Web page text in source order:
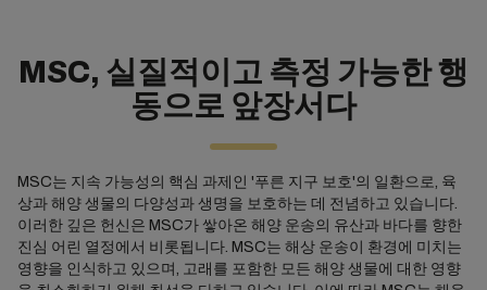
MSC, 실질적이고 측정 가능한 행
동으로 앞장서다
MSC는 지속 가능성의 핵심 과제인 '푸른 지구 보호'의 일환으로, 육
상과 해양 생물의 다양성과 생명을 보호하는 데 전념하고 있습니다.
이러한 깊은 헌신은 MSC가 쌓아온 해양 운송의 유산과 바다를 향한
진심 어린 열정에서 비롯됩니다. MSC는 해상 운송이 환경에 미치는
영향을 인식하고 있으며, 고래를 포함한 모든 해양 생물에 대한 영향